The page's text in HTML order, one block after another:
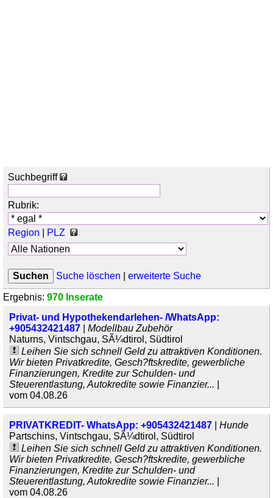
Suchbegriff
Rubrik:
Region PLZ
Suche löschen erweiterte Suche
Ergebnis: 970 Inserate
Privat- und Hypothekendarlehen- /WhatsApp:
+905432421487
Modellbau Zubehör
Naturns, Vintschgau, SÃ¼dtirol, Südtirol
Leihen Sie sich schnell Geld zu attraktiven Konditionen.
Wir bieten Privatkredite, Gesch?ftskredite, gewerbliche
Finanzierungen, Kredite zur Schulden- und
Steuerentlastung, Autokredite sowie Finanzier...
vom 04.08.26
PRIVATKREDIT- WhatsApp: +905432421487
Hunde
Partschins, Vintschgau, SÃ¼dtirol, Südtirol
Leihen Sie sich schnell Geld zu attraktiven Konditionen.
Wir bieten Privatkredite, Gesch?ftskredite, gewerbliche
Finanzierungen, Kredite zur Schulden- und
Steuerentlastung, Autokredite sowie Finanzier...
vom 04.08.26